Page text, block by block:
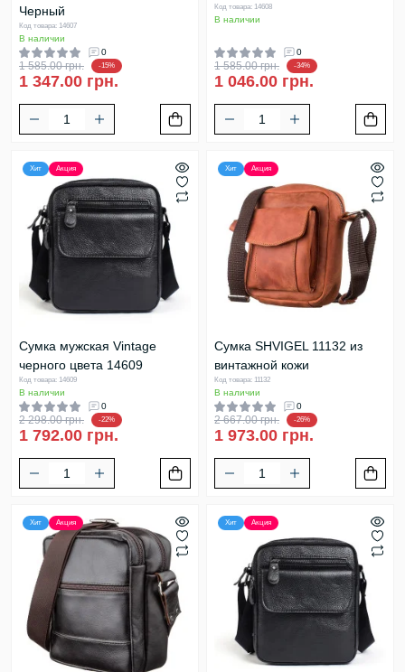
Черный
Код товара: 14607
В наличии
0
1 585.00 грн. -15%
1 347.00 грн.
Код товара: 14608
В наличии
0
1 585.00 грн. -34%
1 046.00 грн.
Хит Акция
Сумка мужская Vintage
черного цвета 14609
Код товара: 14609
В наличии
0
2 298.00 грн. -22%
1 792.00 грн.
Хит Акция
Сумка SHVIGEL 11132 из
винтажной кожи
Код товара: 11132
В наличии
0
2 667.00 грн. -26%
1 973.00 грн.
Хит Акция Хит Акция